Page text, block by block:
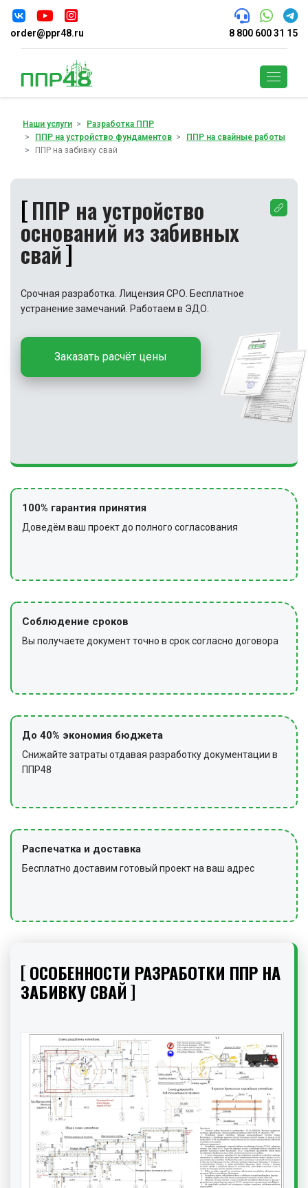
order@ppr48.ru 8 800 600 31 15
Наши услуги
Разработка ППР
ППР на устройство фундаментов
ППР на свайные работы
ППР на забивку свай
ППР на устройство
оснований из забивных
свай
Срочная разработка. Лицензия СРО. Бесплатное
устранение замечаний. Работаем в ЭДО.
Заказать расчёт цены
100% гарантия принятия
Доведём ваш проект до полного согласования
Соблюдение сроков
Вы получаете документ точно в срок согласно договора
До 40% экономия бюджета
Снижайте затраты отдавая разработку документации в
ППР48
Распечатка и доставка
Бесплатно доставим готовый проект на ваш адрес
ОСОБЕННОСТИ РАЗРАБОТКИ ППР НА
ЗАБИВКУ СВАЙ